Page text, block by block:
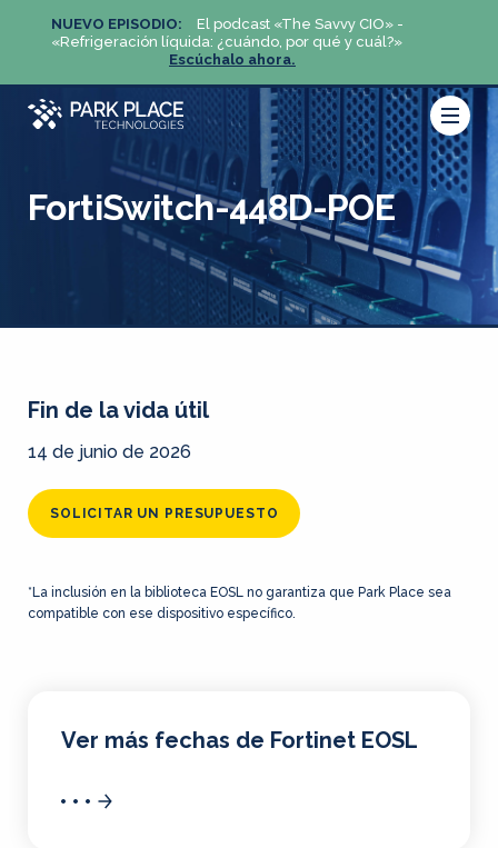
NUEVO EPISODIO:
El podcast «The Savvy CIO» -
«Refrigeración líquida: ¿cuándo, por qué y cuál?»
Escúchalo ahora.
FortiSwitch-448D-POE
Fin de la vida útil
14 de junio de 2026
SOLICITAR UN PRESUPUESTO
*La inclusión en la biblioteca EOSL no garantiza que Park Place sea
compatible con ese dispositivo específico.
Ver más fechas de Fortinet EOSL